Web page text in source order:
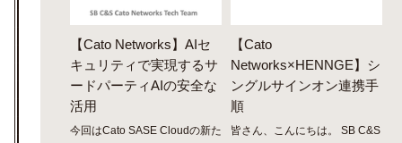
【Cato Networks】AIセ
キュリティで実現するサ
ードパーティAIの安全な
活用
今回はCato SASE Cloudの新た
【Cato
Networks×HENNGE】シ
ングルサインオン連携手
順
皆さん、こんにちは。 SB C&S